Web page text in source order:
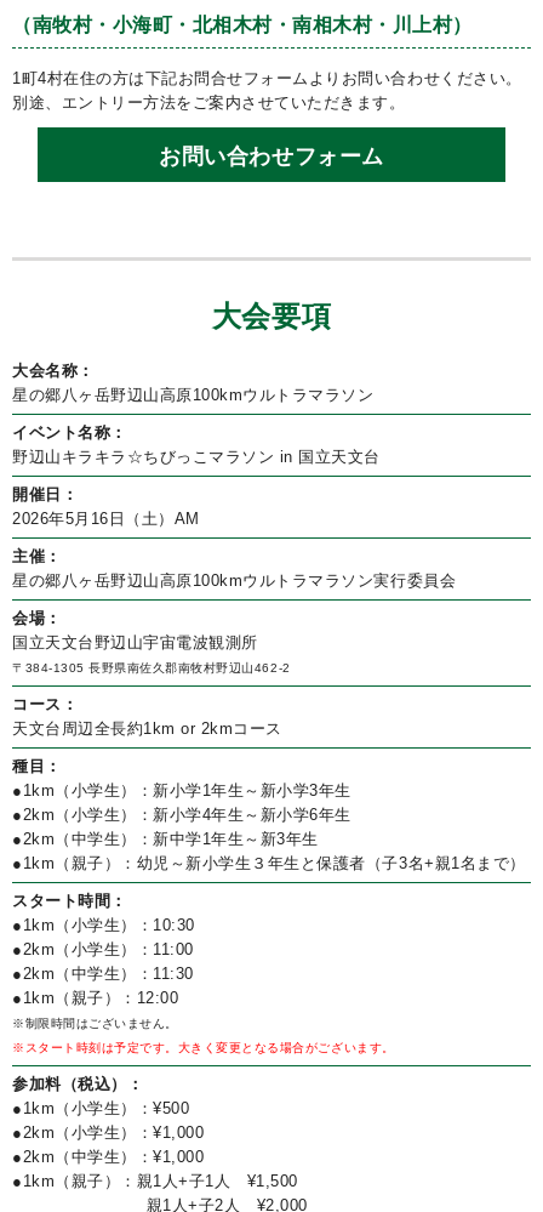
（南牧村・小海町・北相木村・南相木村・川上村）
1町4村在住の方は下記お問合せフォームよりお問い合わせください。
別途、エントリー方法をご案内させていただきます。
お問い合わせフォーム
大会要項
大会名称：
星の郷八ヶ岳野辺山高原100kmウルトラマラソン
イベント名称：
野辺山キラキラ☆ちびっこマラソン in 国立天文台
開催日：
2026年5月16日（土）AM
主催：
星の郷八ヶ岳野辺山高原100kmウルトラマラソン実行委員会
会場：
国立天文台野辺山宇宙電波観測所
〒384-1305 長野県南佐久郡南牧村野辺山462-2
コース：
天文台周辺全長約1km or 2kmコース
種目：
●1km（小学生）：新小学1年生～新小学3年生
●2km（小学生）：新小学4年生～新小学6年生
●2km（中学生）：新中学1年生～新3年生
●1km（親子）：幼児～新小学生３年生と保護者（子3名+親1名まで）
スタート時間：
●1km（小学生）：10:30
●2km（小学生）：11:00
●2km（中学生）：11:30
●1km（親子）：12:00
※制限時間はございません。
※スタート時刻は予定です。大きく変更となる場合がございます。
参加料（税込）：
●1km（小学生）：¥500
●2km（小学生）：¥1,000
●2km（中学生）：¥1,000
●1km（親子）：親1人+子1人 ¥1,500
親1人+子2人 ¥2,000